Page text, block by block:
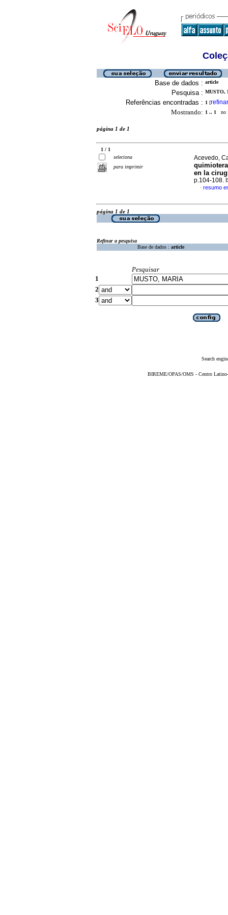
Base de dados : article
Pesquisa : MUSTO,
Referências encontradas : 1 [refinar
Mostrando: 1 .. 1 no
página 1 de 1
1 / 1
seleciona
para imprimir
Acevedo,
en la
p.104-108.
· resumo
página 1 de 1
Refinar a pesquisa
Base de dados : article
Pesquisar
1
2
3
Search
BIREME/OPAS/OMS - Centro Latino-